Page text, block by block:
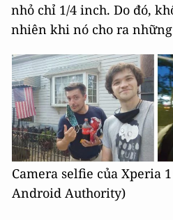
nhỏ chỉ 1/4 inch. Do đó,
nhiên khi nó cho ra
Camera selfie của Xperia
Android Authority)